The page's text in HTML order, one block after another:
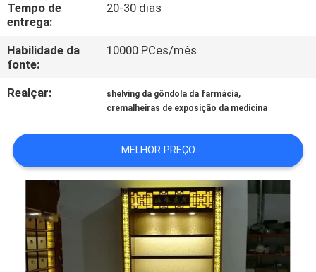
CONTACTE-
NOS
PEÇA
CITAÇÕES
DO
SITE
Tempo de
entrega:
20-30 dias
Habilidade da
fonte:
10000 PCes/mês
Realçar: shelving da gôndola da farmácia,
cremalheiras de exposição da medicina
MELHOR PREÇO